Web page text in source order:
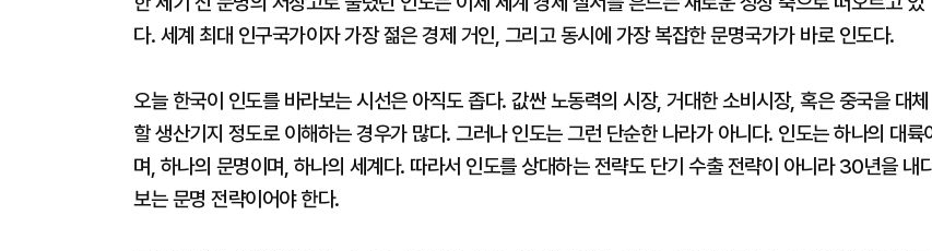
다. 세계 최대 인구국가이자 가장 젊은 경제 거인, 그리고 동시에 가장 복잡한 문명국가가 바로 인도다.
오늘 한국이 인도를 바라보는 시선은 아직도 좁다. 값싼 노동력의 시장, 거대한 소비시장, 혹은 중국을 대체
할 생산기지 정도로 이해하는 경우가 많다. 그러나 인도는 그런 단순한 나라가 아니다. 인도는 하나의 대륙
며, 하나의 문명이며, 하나의 세계다. 따라서 인도를 상대하는 전략도 단기 수출 전략이 아니라 30년을 내
보는 문명 전략이어야 한다.